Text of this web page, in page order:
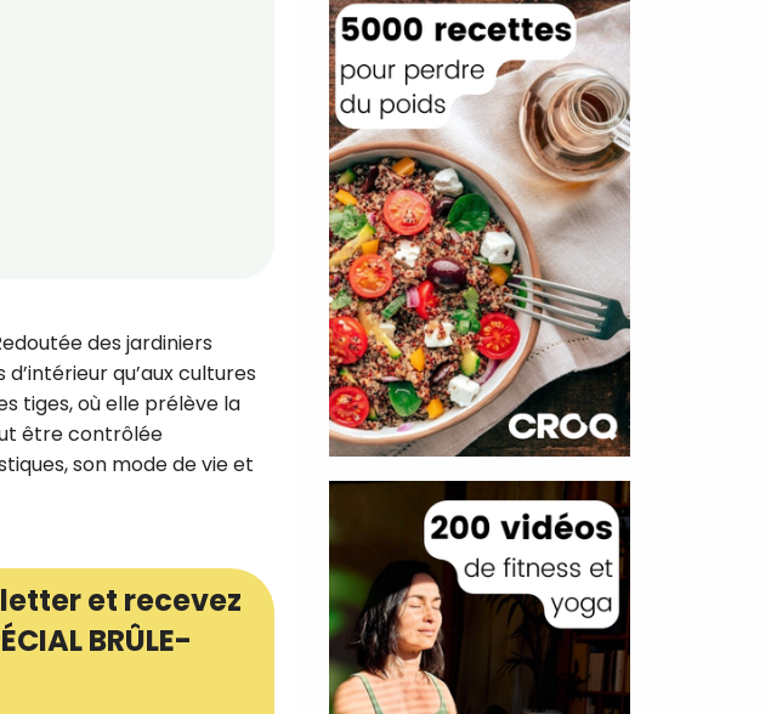
des jardiniers
qu’aux cultures
tiges, où elle prélève la
être contrôlée
son mode de vie et
et recevez
BRÛLE-